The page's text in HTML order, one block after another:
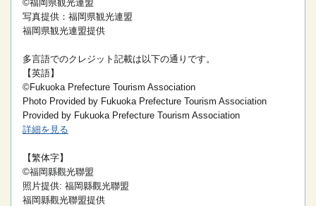
©福岡県観光連盟
写真提供：福岡県観光連盟
福岡県観光連盟提供
多言語でのクレジット記載は以下の通りです。
【英語】
©Fukuoka Prefecture Tourism Association
Photo Provided by Fukuoka Prefecture Tourism Association
Provided by Fukuoka Prefecture Tourism Association
詳細を見る
【繁体字】
©福岡縣觀光聯盟
照片提供: 福岡縣觀光聯盟
福岡縣觀光聯盟提供